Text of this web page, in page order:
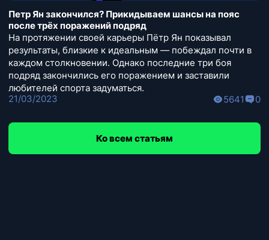
Петр Ян закончился? Прикидываем шансы на пояс
после трёх поражений подряд
На протяжении своей карьеры Пётр Ян показывал
результаты, близкие к идеальным — побеждал почти в
каждом столкновении. Однако последние три боя
подряд закончились его поражением и заставили
любителей спорта задуматься.
21/03/2023
5641 0
Ко всем статьям